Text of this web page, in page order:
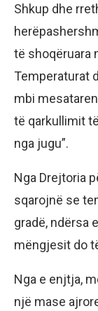
Shkup dhe
të shoqëruara
Temperaturat
mbi
të qarkullimit
nga jugu”.
Nga Drejtoria
sqarojnë se
gradë, ndërsa
mëngjesit do
Nga e enjtja,
një mase